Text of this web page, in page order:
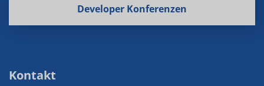
Developer Konferenzen
Kontakt